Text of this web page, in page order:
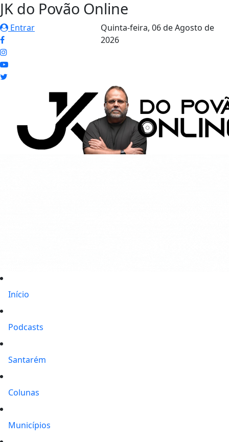
JK do Povão Online
Entrar Quinta-feira, 06 de Agosto de
2026
Início
Podcasts
Santarém
Colunas
Municípios